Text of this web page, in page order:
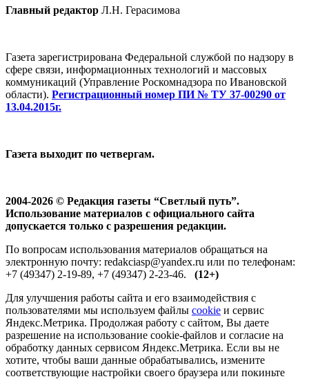
Главный редактор Л.Н. Герасимова
Газета зарегистрирована Федеральной службой по надзору в
сфере связи, информационных технологий и массовых
коммуникаций (Управление Роскомнадзора по Ивановской
области). Регистрационный номер ПИ № ТУ 37-00290 от
13.04.2015г.
Газета выходит по четвергам.
2004-2026 © Редакция газеты “Светлый путь”.
Использование материалов с официального сайта
допускается только с разрешения редакции.
По вопросам использования материалов обращаться на
электронную почту: redakciasp@yandex.ru или по телефонам:
+7 (49347) 2-19-89, +7 (49347) 2-23-46. (12+)
Для улучшения работы сайта и его взаимодействия с
пользователями мы используем файлы cookie и сервис
Яндекс.Метрика. Продолжая работу с сайтом, Вы даете
разрешение на использование cookie-файлов и согласие на
обработку данных сервисом Яндекс.Метрика. Если вы не
хотите, чтобы ваши данные обрабатывались, измените
соответствующие настройки своего браузера или покиньте